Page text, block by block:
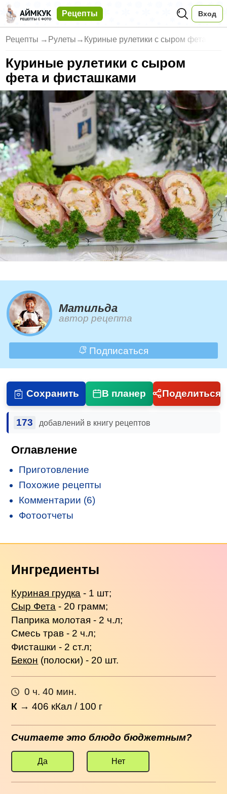
Рецепты Вход
Рецепты → Рулеты → Куриные рулетики с сыром фета
Куриные рулетики с сыром
фета и фисташками
Матильда
автор рецепта
Подписаться
Сохранить В планер Поделиться
173 добавлений в книгу рецептов
Оглавление
Приготовление
Похожие рецепты
Комментарии (6)
Фотоотчеты
Ингредиенты
Куриная грудка - 1 шт;
Сыр Фета - 20 грамм;
Паприка молотая - 2 ч.л;
Смесь трав - 2 ч.л;
Фисташки - 2 ст.л;
Бекон (полоски) - 20 шт.
0 ч. 40 мин.
К →406 кКал / 100 г
Считаете это блюдо бюджетным?
Да Нет